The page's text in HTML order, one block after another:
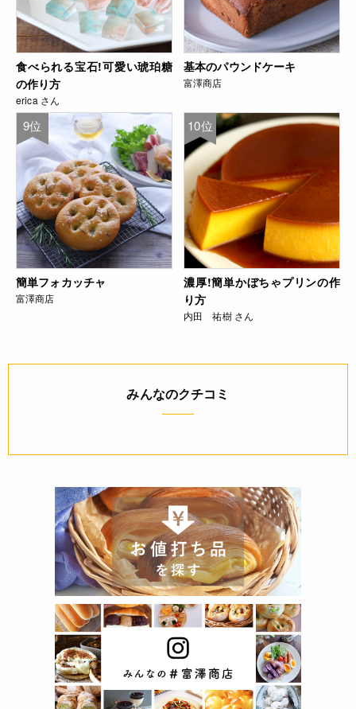
食べられる宝石!可愛い琥珀糖
の作り方
erica さん
基本のパウンドケーキ
富澤商店
9位
簡単フォカッチャ
富澤商店
10位
濃厚!簡単かぼちゃプリンの作
り方
内田 祐樹 さん
みんなのクチコミ